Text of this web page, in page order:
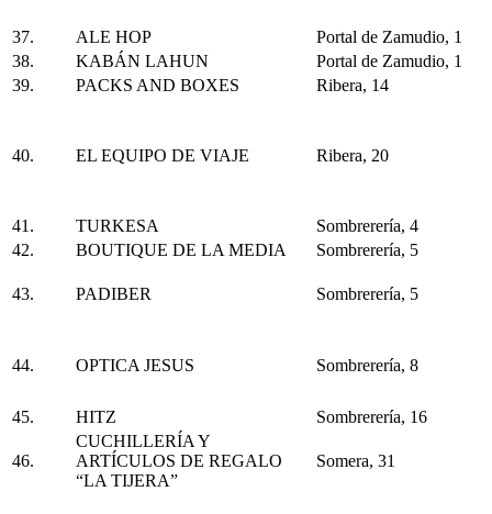
37. ALE HOP
Portal de Zamudio, 1
38.
KABÁN LAHUN
Portal de Zamudio, 1
39.
PACKS AND BOXES Ribera, 14
40. EL EQUIPO DE VIAJE Ribera, 20
41. TURKESA
Sombrerería, 4
42.
BOUTIQUE DE LA MEDIA Sombrerería, 5
43. PADIBER Sombrerería, 5
44. OPTICA JESUS Sombrerería, 8
45. HITZ Sombrerería, 16
46.
CUCHILLERÍA Y
ARTÍCULOS DE REGALO
“LA TIJERA”
Somera, 31